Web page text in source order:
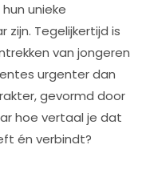
unieke
Tegelijkertijd is
van jongeren
urgenter dan
gevormd door
hoe vertaal je dat
én verbindt?